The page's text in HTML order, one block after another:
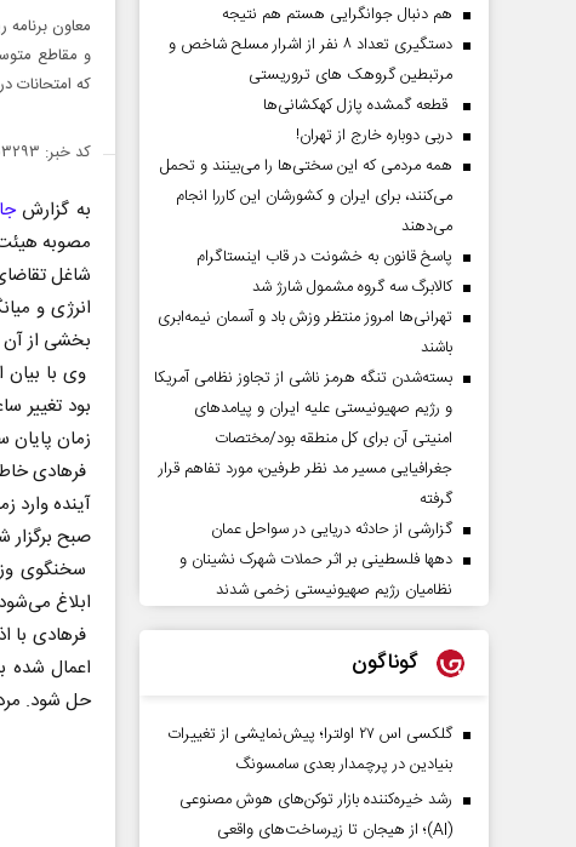
معاون
و مقاطع
که امتحانات
کد خبر: ۱۵۰۳۲۹۳
به گزارش
شاغل
انرژی و
بخشی از
وی با بیان
بود تغییر
زمان
فرهادی
آینده وارد
صبح برگزار
سخنگوی
ابلاغ
فرهادی با
اعمال شده
حل شود.
هم دنبال جوانگرایی هستم هم نتیجه
دستگیری تعداد ۸ نفر از اشرار مسلح شاخص و
مرتبطین گروهک های تروریستی
قطعه گمشده پازل کهکشانی‌ها
دربی دوباره خارج از تهران!
همه مردمی که این سختی‌ها را می‌بینند و تحمل
می‌کنند، برای ایران و کشورشان این کاررا انجام
می‌دهند
پاسخ قانون به خشونت در قاب اینستاگرام
کالابرگ سه گروه مشمول شارژ شد
تهرانی‌ها امروز منتظر وزش باد و آسمان نیمه‌ابری
باشند
بسته‌شدن تنگه هرمز ناشی از تجاوز نظامی آمریکا
و رژیم صهیونیستی علیه ایران و پیامد‌های
امنیتی آن برای کل منطقه بود/مختصات
جغرافیایی مسیر مد نظر طرفین، مورد تفاهم قرار
گرفته
گزارشی از حادثه دریایی در سواحل عمان
دهها فلسطینی بر اثر حملات شهرک نشینان و
نظامیان رژیم صهیونیستی زخمی شدند
گوناگون
گلکسی اس ۲۷ اولترا؛ پیش‌نمایشی از تغییرات
بنیادین در پرچمدار بعدی سامسونگ
رشد خیره‌کننده بازار توکن‌های هوش مصنوعی
(AI)؛ از هیجان تا زیرساخت‌های واقعی